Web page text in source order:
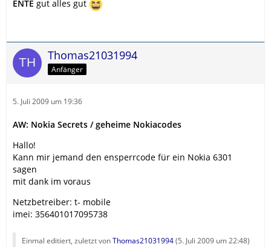
ENTE gut alles gut
Thomas21031994
Anfänger
5. Juli 2009 um 19:36
AW: Nokia Secrets / geheime Nokiacodes
Hallo!
Kann mir jemand den ensperrcode für ein Nokia 6301
sagen
mit dank im voraus
Netzbetreiber: t- mobile
imei: 356401017095738
Einmal editiert, zuletzt vonThomas21031994(5. Juli 2009 um 22:48)